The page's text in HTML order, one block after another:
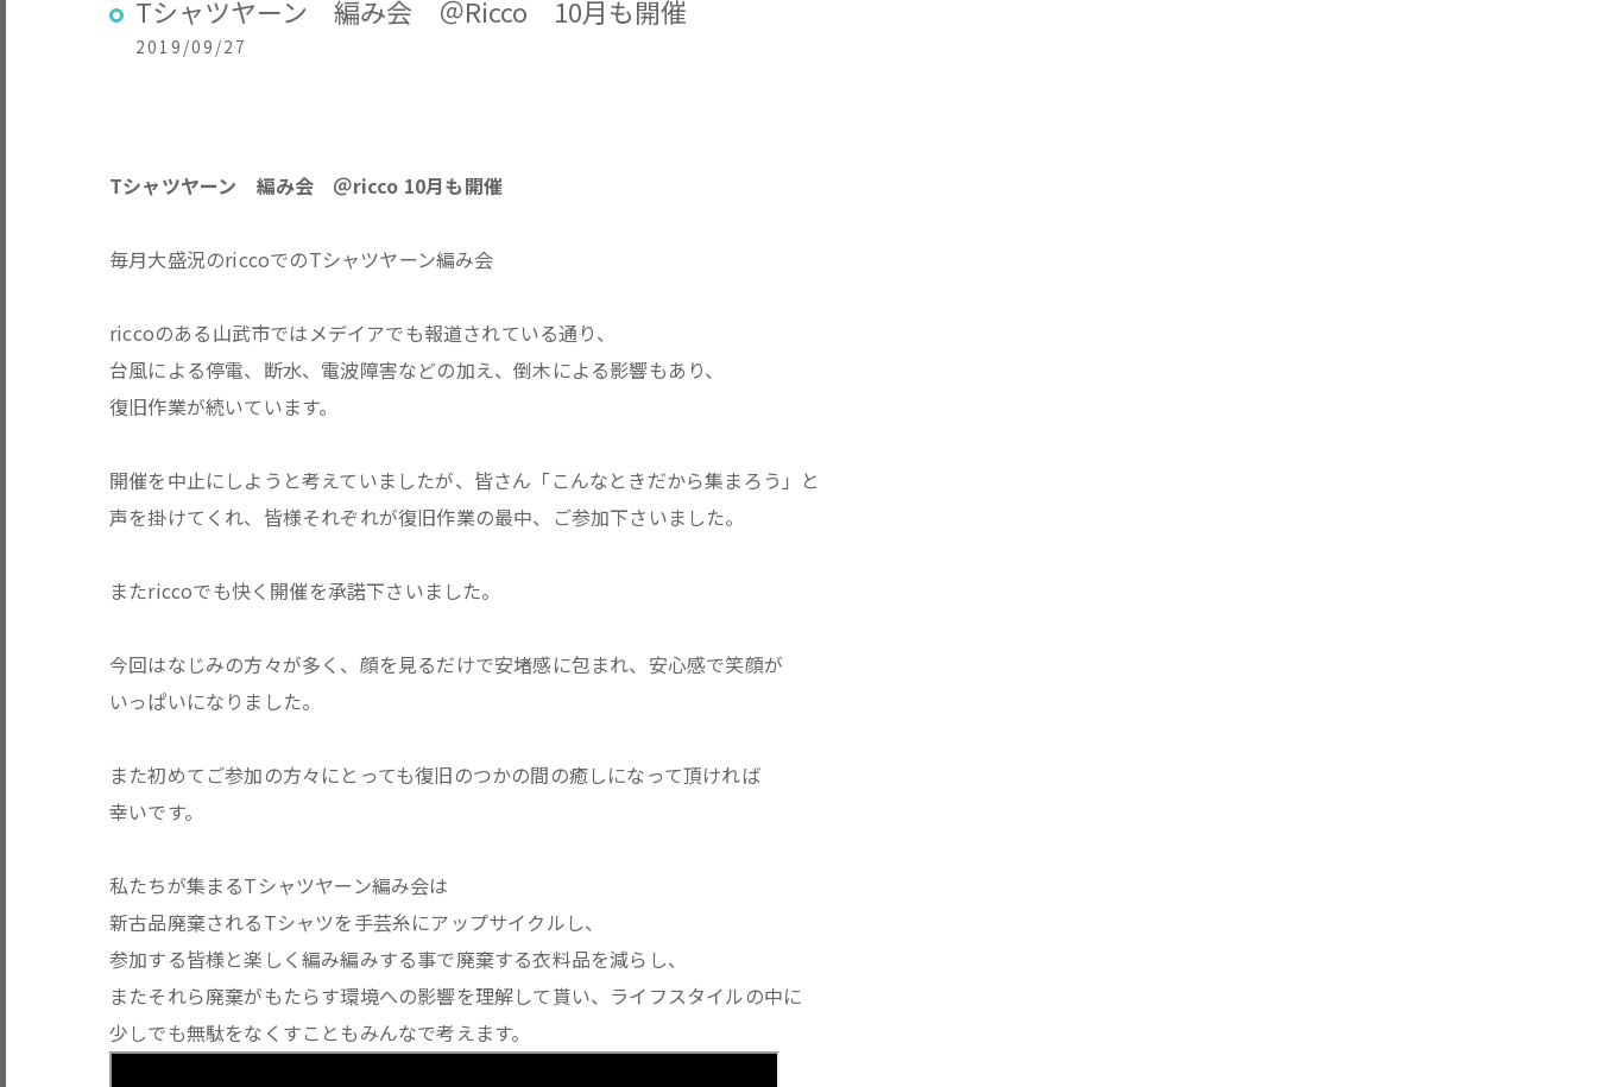
Tシャツヤーン 編み会 ＠Ricco 10月も開催
2019/09/27
Tシャツヤーン 編み会 ＠ricco 10月も開催
毎月大盛況のriccoでのTシャツヤーン編み会
riccoのある山武市ではメデイアでも報道されている通り、
台風による停電、断水、電波障害などの加え、倒木による影響もあり、
復旧作業が続いています。
開催を中止にしようと考えていましたが、皆さん「こんなときだから集まろう」と
声を掛けてくれ、皆様それぞれが復旧作業の最中、ご参加下さいました。
またriccoでも快く開催を承諾下さいました。
今回はなじみの方々が多く、顔を見るだけで安堵感に包まれ、安心感で笑顔が
いっぱいになりました。
また初めてご参加の方々にとっても復旧のつかの間の癒しになって頂ければ
幸いです。
私たちが集まるTシャツヤーン編み会は
新古品廃棄されるTシャツを手芸糸にアップサイクルし、
参加する皆様と楽しく編み編みする事で廃棄する衣料品を減らし、
またそれら廃棄がもたらす環境への影響を理解して貰い、ライフスタイルの中に
少しでも無駄をなくすこともみんなで考えます。